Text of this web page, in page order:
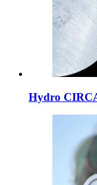
Hydro